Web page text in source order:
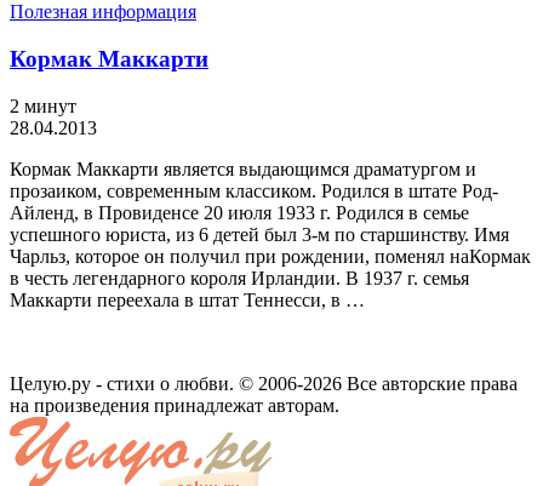
Полезная информация
Кормак Маккарти
2 минут
28.04.2013
Кормак Маккарти является выдающимся драматургом и
прозаиком, современным классиком. Родился в штате Род-
Айленд, в Провиденсе 20 июля 1933 г. Родился в семье
успешного юриста, из 6 детей был 3-м по старшинству. Имя
Чарльз, которое он получил при рождении, поменял наКормак
в честь легендарного короля Ирландии. В 1937 г. семья
Маккарти переехала в штат Теннесси, в …
Целую.ру - стихи о любви. © 2006-2026 Все авторские права
на произведения принадлежат авторам.